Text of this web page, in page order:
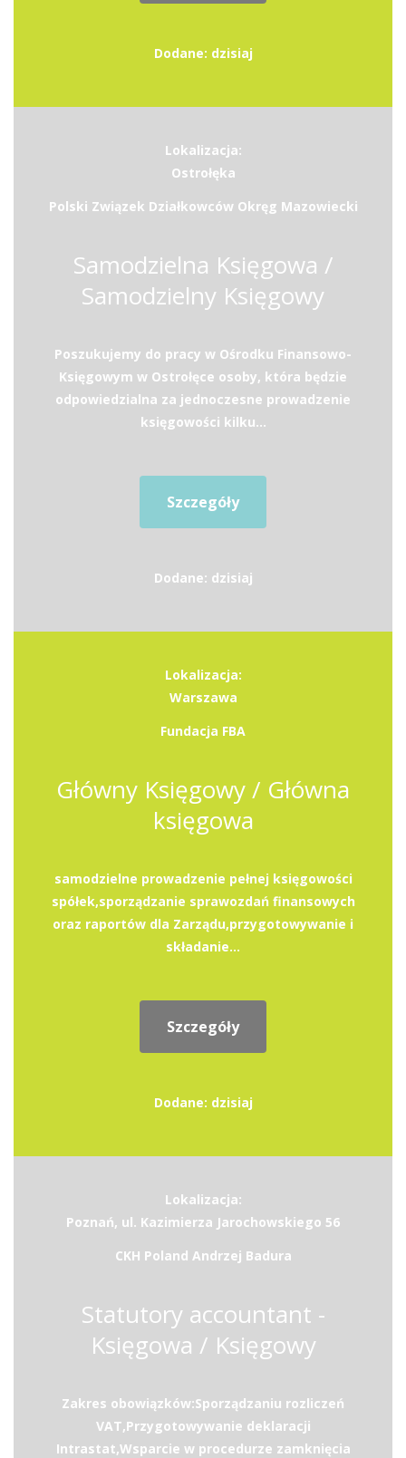
Dodane: dzisiaj
Lokalizacja:
Ostrołęka
Polski Związek Działkowców Okręg Mazowiecki
Samodzielna Księgowa /
Samodzielny Księgowy
Poszukujemy do pracy w Ośrodku Finansowo-
Księgowym w Ostrołęce osoby, która będzie
odpowiedzialna za jednoczesne prowadzenie
księgowości kilku...
Szczegóły
Dodane: dzisiaj
Lokalizacja:
Warszawa
Fundacja FBA
Główny Księgowy / Główna
księgowa
samodzielne prowadzenie pełnej księgowości
spółek,sporządzanie sprawozdań finansowych
oraz raportów dla Zarządu,przygotowywanie i
składanie...
Szczegóły
Dodane: dzisiaj
Lokalizacja:
Poznań, ul. Kazimierza Jarochowskiego 56
CKH Poland Andrzej Badura
Statutory accountant -
Księgowa / Księgowy
Zakres obowiązków:Sporządzaniu rozliczeń
VAT,Przygotowywanie deklaracji
Intrastat,Wsparcie w procedurze zamknięcia